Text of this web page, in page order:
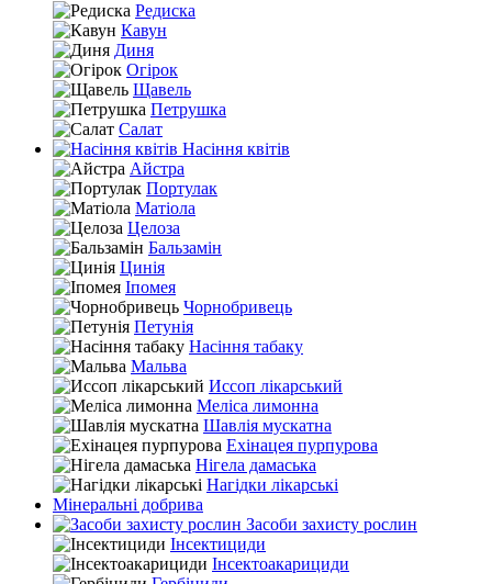
Редиска
Кавун
Диня
Огірок
Щавель
Петрушка
Салат
Насіння квітів
Айстра
Портулак
Матіола
Целоза
Бальзамін
Цинія
Іпомея
Чорнобривець
Петунія
Насіння табаку
Мальва
Иссоп лікарський
Меліса лимонна
Шавлія мускатна
Ехінацея пурпурова
Нігела дамаська
Нагідки лікарські
Мінеральні добрива
Засоби захисту рослин
Інсектициди
Інсектоакарициди